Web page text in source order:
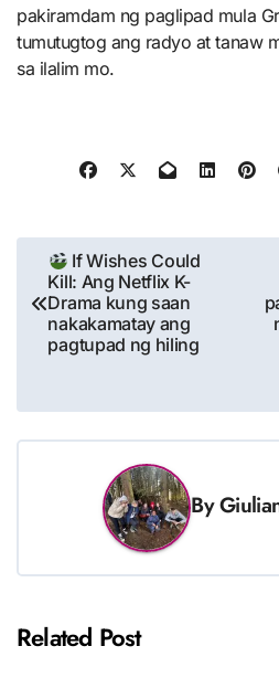
pakiramdam ng paglipad mula
tumutugtog ang radyo at tanaw
sa ilalim mo.
Nabigasyon
ng
Post
If Wishes Could
Kill: Ang Netflix K-
Drama kung saan
nakakamatay ang
pagtupad ng hiling
By
Related Post